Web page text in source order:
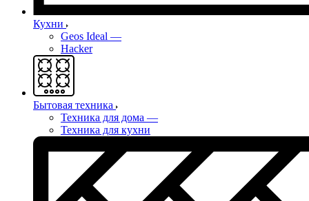
Кухни
Geos Ideal —
Hacker
Бытовая техника
Техника для дома —
Техника для кухни